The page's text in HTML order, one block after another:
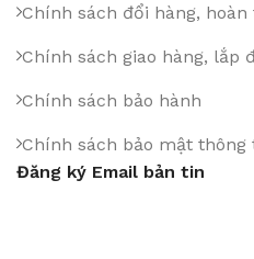
Chính sách đổi hàng, hoàn
Chính sách giao hàng, lắp
Chính sách bảo hành
Chính sách bảo mật thông
Đăng ký Email bản tin